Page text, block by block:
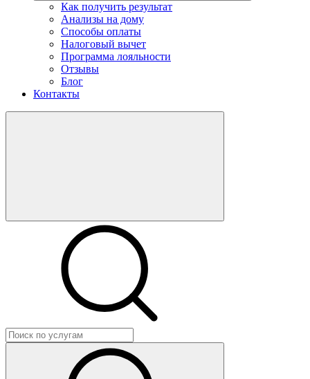
Как получить результат
Анализы на дому
Способы оплаты
Налоговый вычет
Программа лояльности
Отзывы
Блог
Контакты